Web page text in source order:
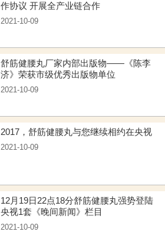
作协议 开展全产业链合作
2021-10-09
舒筋健腰丸厂家内部出版物——《陈李
济》荣获市级优秀出版物单位
2021-10-09
2017，舒筋健腰丸与您继续相约在央视
2021-10-09
12月19日22点18分舒筋健腰丸强势登陆
央视1套《晚间新闻》栏目
2021-10-09